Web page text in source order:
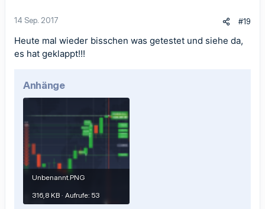
14 Sep. 2017 #19
Heute mal wieder bisschen was getestet und siehe da,
es hat geklappt!!!
Anhänge
Unbenannt.PNG
316,8 KB · Aufrufe: 53